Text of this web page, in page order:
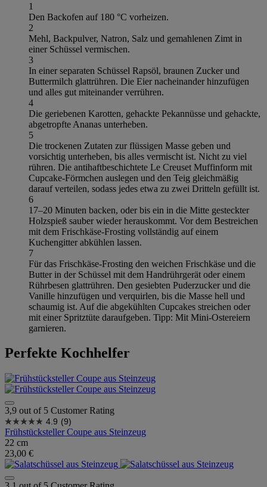
1
Den Backofen auf 180 °C vorheizen.
2
Mehl, Backpulver, Natron, Salz und gemahlenen Zimt in
einer Schüssel vermischen.
3
In einer separaten Schüssel Rapsöl, braunen Zucker und
Buttermilch glattrühren. Die Eier nacheinander hinzufügen
und alles gut miteinander verrühren.
4
Die geriebenen Karotten, gehackte Pekannüsse und gehackte,
abgetropfte Ananas unterheben.
5
Die trockenen Zutaten zur flüssigen Masse geben und
vorsichtig unterheben, bis alles vermischt ist. Nicht zu viel
rühren. Die antihaftbeschichtete Le Creuset Muffinform mit
Cupcake-Förmchen auslegen und den Teig gleichmäßig
darauf verteilen, sodass jedes etwa zu zwei Dritteln gefüllt ist.
6
17–20 Minuten backen, oder bis ein in die Mitte gesteckter
Holzspieß sauber wieder herauskommt. Vor dem Bestreichen
mit dem Frischkäse-Frosting vollständig auf einem
Kuchengitter abkühlen lassen.
7
Für das Frischkäse-Frosting den weichen Frischkäse und die
Butter in der Schüssel mit dem Handrührgerät oder einem
Rührbesen glattrühren. Den gesiebten Puderzucker und die
Vanille hinzufügen und verquirlen, bis die Masse hell und
schaumig ist. Auf die abgekühlten Cupcakes streichen oder
mit einer Spritztüte daraufgeben. Tipp: Mit Mini-Ostereiern
garnieren.
Perfekte Kochhelfer
3,9 out of 5 Customer Rating
4.9 (9)
Frühstücksteller Coupe aus Steinzeug
22 cm
23,00 €